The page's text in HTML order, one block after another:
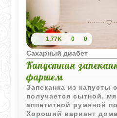
1,77K 0 0
Сахарный диабет
Капустная
фаршем
Запеканка из капусты
получается сытной,
аппетитной румяной
Хороший вариант